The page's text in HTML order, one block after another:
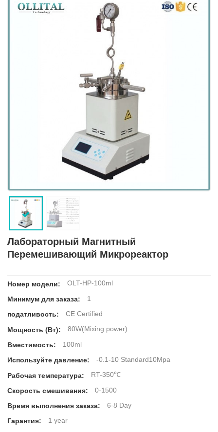
Лабораторный Магнитный
Перемешивающий Микрореактор
Номер модели: OLT-HP-100ml
Минимум для заказа: 1
податливость: CE Certified
Мощность (Вт): 80W(Mixing power)
Вместимость: 100ml
Используйте давление: -0.1-10 Standard10Mpa
Рабочая температура: RT-350℃
Скорость смешивания: 0-1500
Время выполнения заказа: 6-8 Day
Гарантия: 1 year